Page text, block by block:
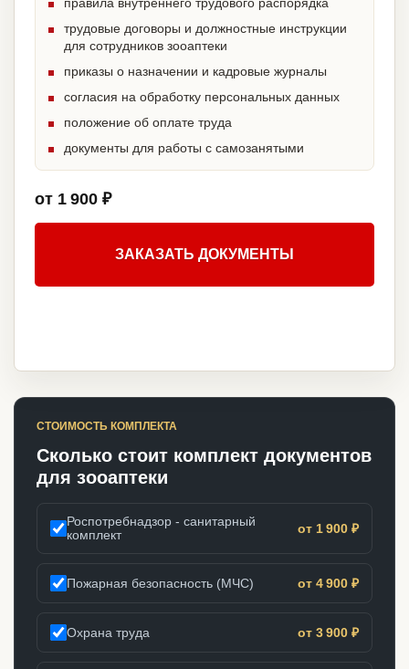
трудовые договоры и должностные инструкции
для сотрудников зооаптеки
приказы о назначении и кадровые журналы
согласия на обработку персональных данных
положение об оплате труда
документы для работы с самозанятыми
от 1 900 ₽
ЗАКАЗАТЬ ДОКУМЕНТЫ
СТОИМОСТЬ КОМПЛЕКТА
Сколько стоит комплект документов
для зооаптеки
Роспотребнадзор - санитарный
комплект
от 1 900 ₽
Пожарная безопасность (МЧС) от 4 900 ₽
Охрана труда от 3 900 ₽